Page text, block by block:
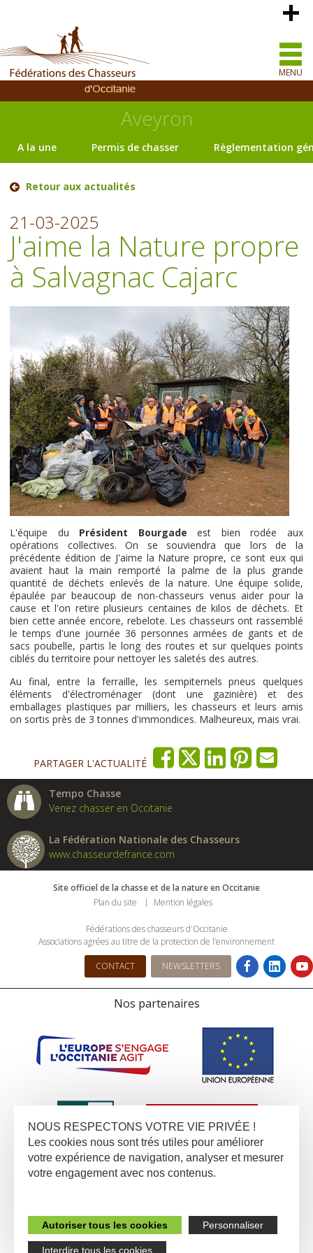
MENU
Aveyron
A la une Permis de chasser Règlementation
Retour aux actualités
21-03-2025
J'aime la Nature propre
à Salvagnac Cajarc
L'équipe du Président Bourgade est bien rodée aux
opérations collectives. On se souviendra que lors de la
précédente édition de J'aime la Nature propre, ce sont eux qui
avaient haut la main remporté la palme de la plus grande
quantité de déchets enlevés de la nature. Une équipe solide,
épaulée par beaucoup de non-chasseurs venus aider pour la
cause et l'on retire plusieurs centaines de kilos de déchets. Et
bien cette année encore, rebelote. Les chasseurs ont rassemblé
le temps d'une journée 36 personnes armées de gants et de
sacs poubelle, partis le long des routes et sur quelques points
ciblés du territoire pour nettoyer les saletés des autres.
Au final, entre la ferraille, les sempiternels pneus quelques
éléments d'électroménager (dont une gazinière) et des
emballages plastiques par milliers, les chasseurs et leurs amis
on sortis près de 3 tonnes d'immondices. Malheureux, mais vrai.
PARTAGER L'ACTUALITÉ
Tempo Chasse
Venez chasser en Occitanie
La Fédération Nationale des Chasseurs
www.chasseurdefrance.com
Site officiel de la chasse et de la nature en Occitanie
Plan du site
Mention légales
Fédérations des chasseurs d'Occitanie
Associations agrées au titre de la protection de l’environnement
CONTACT NEWSLETTERS
Nos partenaires
NOUS RESPECTONS VOTRE VIE PRIVÉE !
Les cookies nous sont trés utiles pour améliorer
votre expérience de navigation, analyser et mesurer
votre engagement avec nos contenus.
Autoriser tous les cookies Personnaliser
Interdire tous les cookies